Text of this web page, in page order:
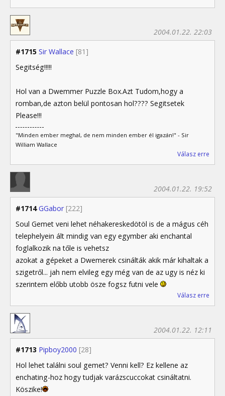
#1715 Sir Wallace [81]
2004.01.22. 22:03
Segitség!!!!!
Hol van a Dwemmer Puzzle Box.Azt Tudom,hogy a
romban,de azton belül pontosan hol???? Segitsetek
Please!!!
"Minden ember meghal, de nem minden ember él igazán!" - Sir
William Wallace
Válasz erre
#1714 GGabor [222]
2004.01.22. 19:52
Soul Gemet veni lehet néhakereskedötöl is de a mágus céh
telephelyein ált mindig van egy egymber aki enchantal
foglalkozik na tőle is vehetsz
azokat a gépeket a Dwemerek csinálták akik már kihaltak a
szigetről... jah nem elvileg egy még van de az ugy is néz ki
szerintem előbb utobb ösze fogsz futni vele
Válasz erre
#1713 Pipboy2000 [28]
2004.01.22. 12:11
Hol lehet találni soul gemet? Venni kell? Ez kellene az
enchating-hoz hogy tudjak varázscuccokat csináltatni.
Köszike!